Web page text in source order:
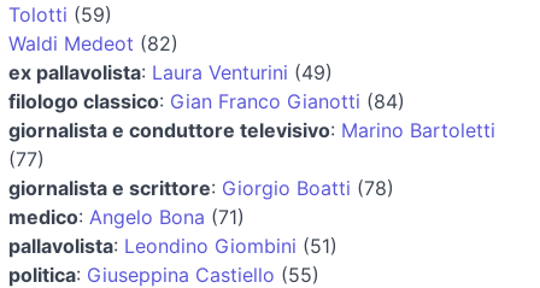
Tolotti (59)
Waldi Medeot (82)
ex pallavolista: Laura Venturini (49)
filologo classico: Gian Franco Gianotti (84)
giornalista e conduttore televisivo: Marino Bartoletti
(77)
giornalista e scrittore: Giorgio Boatti (78)
medico: Angelo Bona (71)
pallavolista: Leondino Giombini (51)
politica: Giuseppina Castiello (55)